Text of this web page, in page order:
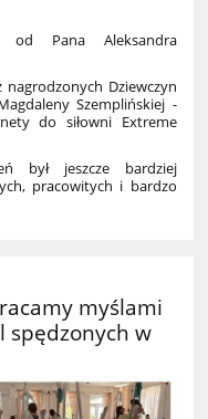
Pana Aleksandra
Dziewczyn
Szemplińskiej -
do siłowni Extreme
był jeszcze bardziej
pracowitych i bardzo
myślami
spędzonych w